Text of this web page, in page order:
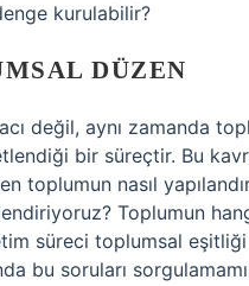
kurulabilir?
DÜZEN
değil, aynı zamanda
bir süreçtir. Bu
nasıl
Toplumun
süreci toplumsal eşitliği
bu soruları